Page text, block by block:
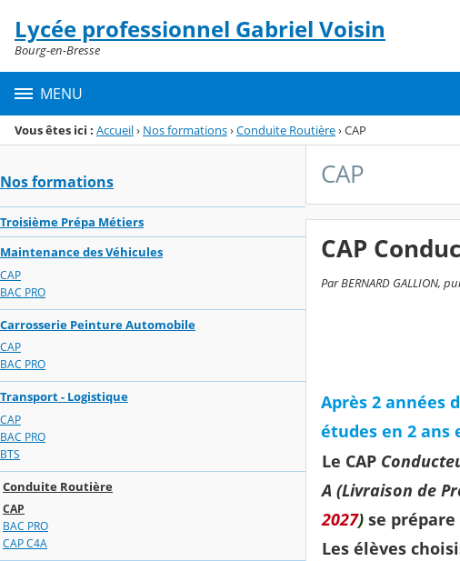
Menu de la rubrique
Contenu
Lycée professionnel Gabriel Voisin
Bourg-en-Bresse
MENU
Vous êtes ici : Accueil› Nos formations›Conduite Routière›CAP
Nos formations
Troisième Prépa Métiers
Maintenance des Véhicules
CAP
BAC PRO
Carrosserie Peinture Automobile
CAP
BAC PRO
Transport - Logistique
CAP
BAC PRO
BTS
Conduite Routière
CAP
BAC PRO
CAP C4A
CAP
CAP
Par BERNARD GALLION,
Après 2 années
études en 2 ans
Le CAP
A (Livraison de
2027) se prépare
Les élèves